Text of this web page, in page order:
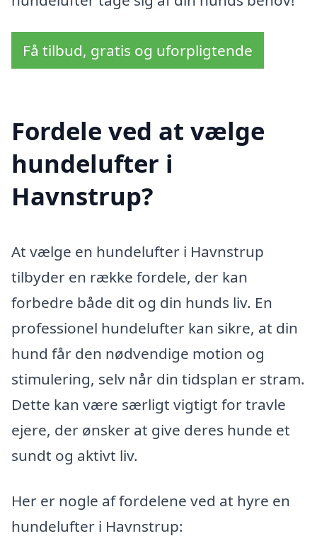
Få tilbud, gratis og uforpligtende
Fordele ved at vælge
hundelufter i
Havnstrup?
At vælge en hundelufter i Havnstrup
tilbyder en række fordele, der kan
forbedre både dit og din hunds liv. En
professionel hundelufter kan sikre, at din
hund får den nødvendige motion og
stimulering, selv når din tidsplan er stram.
Dette kan være særligt vigtigt for travle
ejere, der ønsker at give deres hunde et
sundt og aktivt liv.
Her er nogle af fordelene ved at hyre en
hundelufter i Havnstrup: